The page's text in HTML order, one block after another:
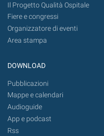
Il Progetto Qualità Ospitale
Fiere e congressi
Organizzatore di eventi
Area stampa
DOWNLOAD
Pubblicazioni
Mappe e calendari
Audioguide
App e podcast
Rss